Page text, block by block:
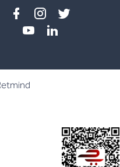
Facebook
instagram
twitter